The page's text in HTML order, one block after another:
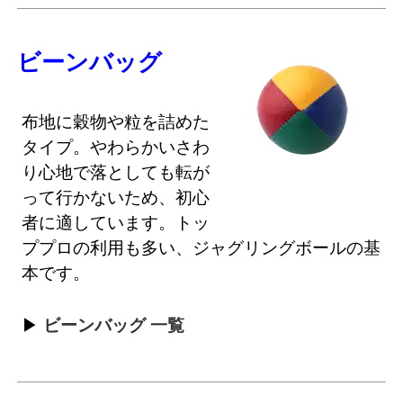
ビーンバッグ
布地に穀物や粒を詰めた
タイプ。やわらかいさわ
り心地で落としても転が
って行かないため、初心
者に適しています。トッ
ププロの利用も多い、ジャグリングボールの基
本です。
ビーンバッグ 一覧